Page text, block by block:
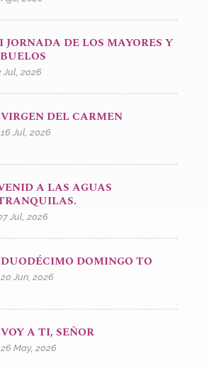
JORNADA DE LOS MAYORES Y
Jul, 2026
VIRGEN DEL CARMEN
16 Jul, 2026
A LAS AGUAS
Jul, 2026
DUODÉCIMO DOMINGO TO
20 Jun, 2026
VOY A TI, SEÑOR
26 May, 2026